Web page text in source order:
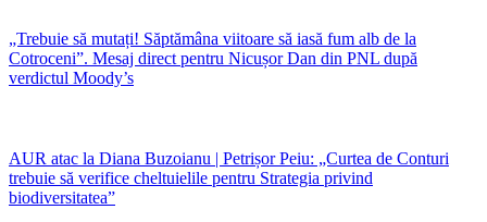
„Trebuie să mutați! Săptămâna viitoare să iasă fum alb de la
Cotroceni”. Mesaj direct pentru Nicușor Dan din PNL după
verdictul Moody’s
AUR atac la Diana Buzoianu | Petrișor Peiu: „Curtea de Conturi
trebuie să verifice cheltuielile pentru Strategia privind
biodiversitatea”